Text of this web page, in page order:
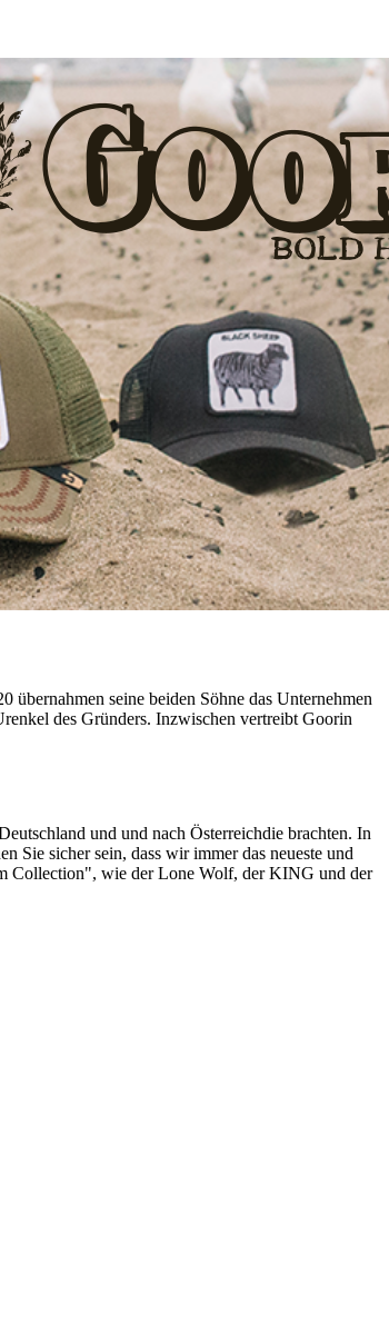
seine beiden Söhne das Unternehmen
des Gründers. Inzwischen vertreibt Goorin
und und nach Österreichdie brachten. In
Sie sicher sein, dass wir immer das neueste und
Collection", wie der Lone Wolf, der KING und der